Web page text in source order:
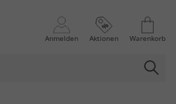
Anmelden Aktionen Warenkorb